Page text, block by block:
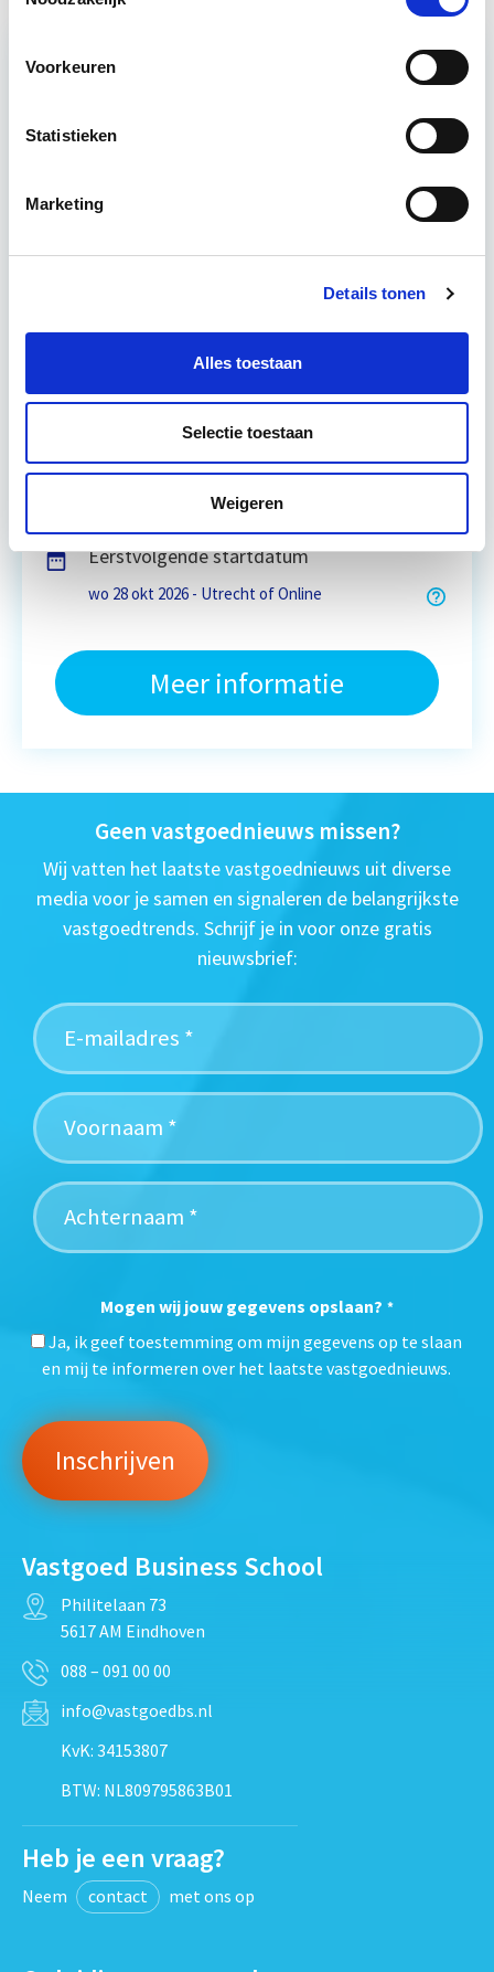
Voorkeuren
Statistieken
Marketing
Details tonen
Alles toestaan
Selectie toestaan
Weigeren
Het succes van het vastgoedbedrijf zit in de
Verhoogde klanttevredenheid en
huisvestingskwaliteit levert altijd voordeel…
Utrecht
Eerstvolgende startdatum
wo 28 okt 2026 - Utrecht of Online
Meer informatie
Geen vastgoednieuws missen?
Wij vatten het laatste vastgoednieuws uit diverse
media voor je samen en signaleren de belangrijkste
vastgoedtrends. Schrijf je in voor onze gratis
nieuwsbrief:
Mogen wij jouw gegevens opslaan? *
Ja, ik geef toestemming om mijn gegevens op te slaan
en mij te informeren over het laatste vastgoednieuws.
Vastgoed Business School
Philitelaan 73
5617 AM Eindhoven
088 – 091 00 00
info@vastgoedbs.nl
KvK: 34153807
BTW: NL809795863B01
Heb je een vraag?
Neem contact met ons op